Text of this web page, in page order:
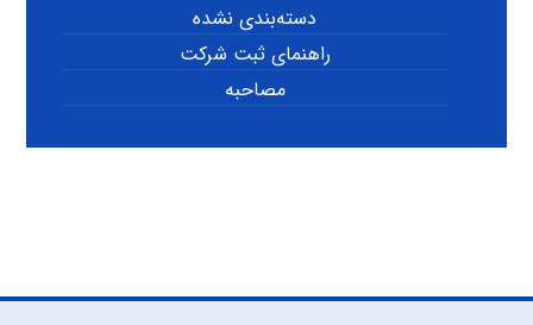
دسته‌بندی نشده
راهنمای ثبت شرکت
مصاحبه